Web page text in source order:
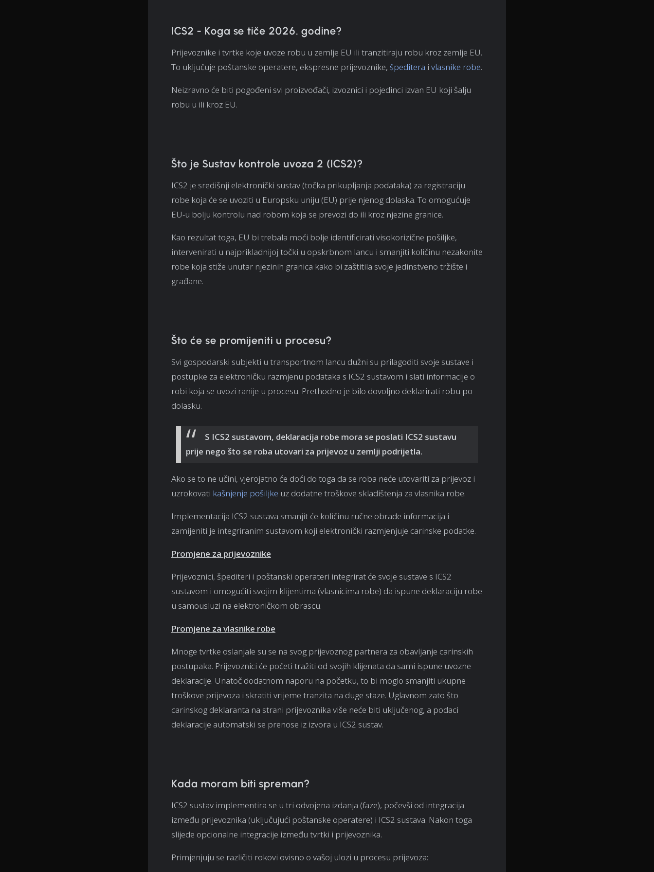
ICS2 - Koga se tiče 2026. godine?
Prijevoznike i tvrtke koje uvoze robu u zemlje EU ili tranzitiraju robu kroz zemlje EU.
To uključuje poštanske operatere, ekspresne prijevoznike, špeditera i vlasnike robe.
Neizravno će biti pogođeni svi proizvođači, izvoznici i pojedinci izvan EU koji šalju
robu u ili kroz EU.
Što je Sustav kontrole uvoza 2 (ICS2)?
ICS2 je središnji elektronički sustav (točka prikupljanja podataka) za registraciju
robe koja će se uvoziti u Europsku uniju (EU) prije njenog dolaska. To omogućuje
EU-u bolju kontrolu nad robom koja se prevozi do ili kroz njezine granice.
Kao rezultat toga, EU bi trebala moći bolje identificirati visokorizične pošiljke,
intervenirati u najprikladnijoj točki u opskrbnom lancu i smanjiti količinu nezakonite
robe koja stiže unutar njezinih granica kako bi zaštitila svoje jedinstveno tržište i
građane.
Što će se promijeniti u procesu?
Svi gospodarski subjekti u transportnom lancu dužni su prilagoditi svoje sustave i
postupke za elektroničku razmjenu podataka s ICS2 sustavom i slati informacije o
robi koja se uvozi ranije u procesu. Prethodno je bilo dovoljno deklarirati robu po
dolasku.
S ICS2 sustavom, deklaracija robe mora se poslati ICS2 sustavu
prije nego što se roba utovari za prijevoz u zemlji podrijetla.
Ako se to ne učini, vjerojatno će doći do toga da se roba neće utovariti za prijevoz i
uzrokovati kašnjenje pošiljke uz dodatne troškove skladištenja za vlasnika robe.
Implementacija ICS2 sustava smanjit će količinu ručne obrade informacija i
zamijeniti je integriranim sustavom koji elektronički razmjenjuje carinske podatke.
Promjene za prijevoznike
Prijevoznici, špediteri i poštanski operateri integrirat će svoje sustave s ICS2
sustavom i omogućiti svojim klijentima (vlasnicima robe) da ispune deklaraciju robe
u samousluzi na elektroničkom obrascu.
Promjene za vlasnike robe
Mnoge tvrtke oslanjale su se na svog prijevoznog partnera za obavljanje carinskih
postupaka. Prijevoznici će početi tražiti od svojih klijenata da sami ispune uvozne
deklaracije. Unatoč dodatnom naporu na početku, to bi moglo smanjiti ukupne
troškove prijevoza i skratiti vrijeme tranzita na duge staze. Uglavnom zato što
carinskog deklaranta na strani prijevoznika više neće biti uključenog, a podaci
deklaracije automatski se prenose iz izvora u ICS2 sustav.
Kada moram biti spreman?
ICS2 sustav implementira se u tri odvojena izdanja (faze), počevši od integracija
između prijevoznika (uključujući poštanske operatere) i ICS2 sustava. Nakon toga
slijede opcionalne integracije između tvrtki i prijevoznika.
Primjenjuju se različiti rokovi ovisno o vašoj ulozi u procesu prijevoza: